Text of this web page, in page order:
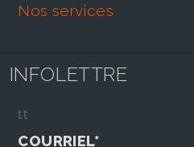
nos services
INFOLETTRE
tt
COURRIEL*